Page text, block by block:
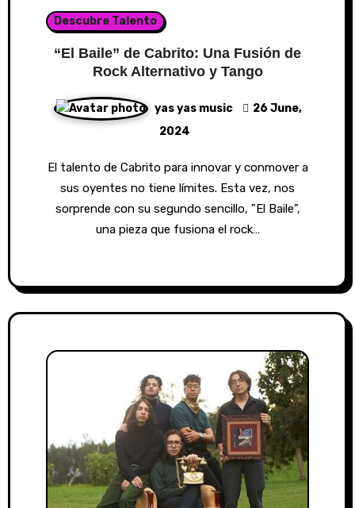
Descubre Talento
“El Baile” de Cabrito: Una Fusión de
Rock Alternativo y Tango
yas yas music
26 June,
2024
El talento de Cabrito para innovar y conmover a
sus oyentes no tiene límites. Esta vez, nos
sorprende con su segundo sencillo, "El Baile",
una pieza que fusiona el rock…